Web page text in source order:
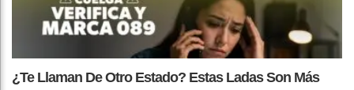
¿Te Llaman De Otro Estado? Estas Ladas Son Más